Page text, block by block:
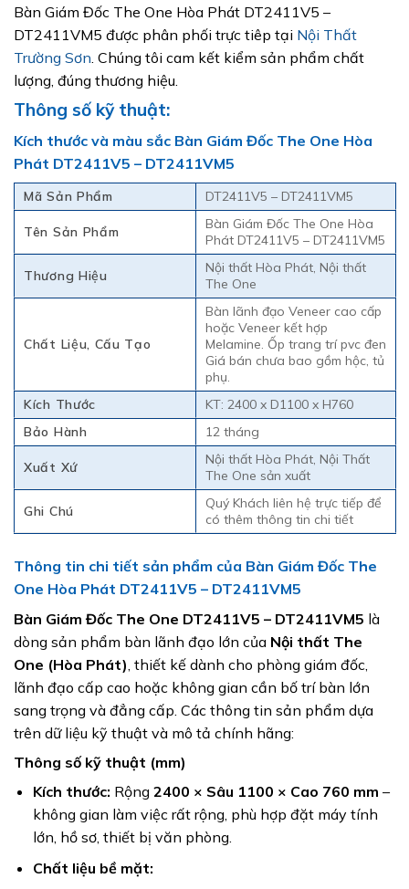
Bàn Giám Đốc The One Hòa Phát DT2411V5 –
DT2411VM5 được phân phối trực tiêp tại Nội Thất
Trường Sơn. Chúng tôi cam kết kiểm sản phẩm chất
lượng, đúng thương hiệu.
Thông số kỹ thuật:
Kích thước và màu sắc Bàn Giám Đốc The One Hòa
Phát DT2411V5 – DT2411VM5
Mã Sản Phẩm DT2411V5 – DT2411VM5
Tên Sản Phẩm
Bàn Giám Đốc The One Hòa
Phát DT2411V5 – DT2411VM5
Thương Hiệu
Nội thất Hòa Phát, Nội thất
The One
Chất Liệu, Cấu Tạo
Bàn lãnh đạo Veneer cao cấp
hoặc Veneer kết hợp
Melamine. Ốp trang trí pvc đen
Giá bán chưa bao gồm hộc, tủ
phụ.
Kích Thước
KT: 2400 x D1100 x H760
Bảo Hành
12 tháng
Xuất Xứ
Nội thất Hòa Phát, Nội Thất
The One sản xuất
Ghi Chú
Quý Khách liên hệ trực tiếp để
có thêm thông tin chi tiết
Thông tin chi tiết sản phẩm của Bàn Giám Đốc The
One Hòa Phát DT2411V5 – DT2411VM5
Bàn Giám Đốc The One DT2411V5 – DT2411VM5 là
dòng sản phẩm bàn lãnh đạo lớn của Nội thất The
One (Hòa Phát) , thiết kế dành cho phòng giám đốc,
lãnh đạo cấp cao hoặc không gian cần bố trí bàn lớn
sang trọng và đẳng cấp. Các thông tin sản phẩm dựa
trên dữ liệu kỹ thuật và mô tả chính hãng:
Thông số kỹ thuật (mm)
Kích thước: Rộng 2400 × Sâu 1100 × Cao 760 mm –
không gian làm việc rất rộng, phù hợp đặt máy tính
lớn, hồ sơ, thiết bị văn phòng.
Chất liệu bề mặt: